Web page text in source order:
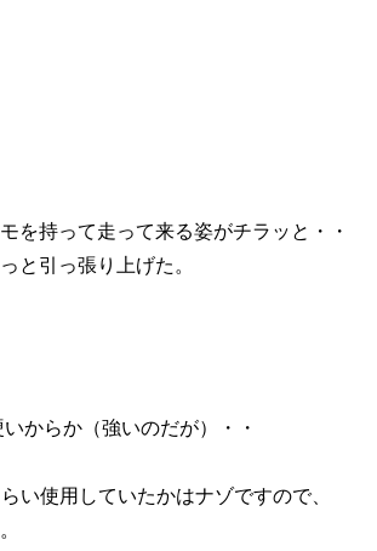
を持って走って来る姿がチラッと・・
と引っ張り上げた。
からか（強いのだが）・・
い使用していたかはナゾですので、